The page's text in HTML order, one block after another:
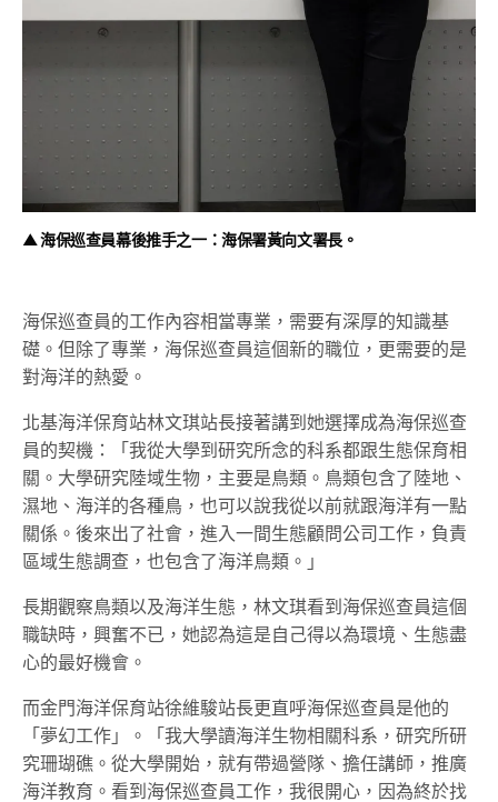
▲ 海保巡查員幕後推手之一：海保署黃向文署長。
海保巡查員的工作內容相當專業，需要有深厚的知識基
礎。但除了專業，海保巡查員這個新的職位，更需要的是
對海洋的熱愛。
北基海洋保育站林文琪站長接著講到她選擇成為海保巡查
員的契機：「我從大學到研究所念的科系都跟生態保育相
關。大學研究陸域生物，主要是鳥類。鳥類包含了陸地、
濕地、海洋的各種鳥，也可以說我從以前就跟海洋有一點
關係。後來出了社會，進入一間生態顧問公司工作，負責
區域生態調查，也包含了海洋鳥類。」
長期觀察鳥類以及海洋生態，林文琪看到海保巡查員這個
職缺時，興奮不已，她認為這是自己得以為環境、生態盡
心的最好機會。
而金門海洋保育站徐維駿站長更直呼海保巡查員是他的
「夢幻工作」。「我大學讀海洋生物相關科系，研究所研
究珊瑚礁。從大學開始，就有帶過營隊、擔任講師，推廣
海洋教育。看到海保巡查員工作，我很開心，因為終於找